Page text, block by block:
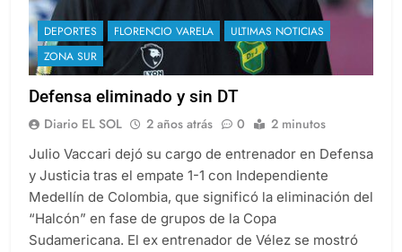
DEPORTES FLORENCIO VARELA
ULTIMAS NOTICIAS
ZONA SUR
Defensa eliminado y sin DT
Diario EL SOL 2 años atrás 0 2 minutos
Julio Vaccari dejó su cargo de entrenador en Defensa
y Justicia tras el empate 1-1 con Independiente
Medellín de Colombia, que significó la eliminación del
“Halcón” en fase de grupos de la Copa
Sudamericana. El ex entrenador de Vélez se mostró